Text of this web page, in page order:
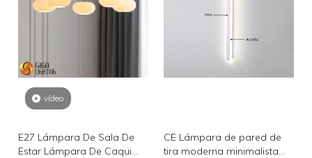
vídeo
E27 Lámpara De Sala De
Estar Lámpara De Caqui
CE Lámpara de pared de
tira moderna minimalista